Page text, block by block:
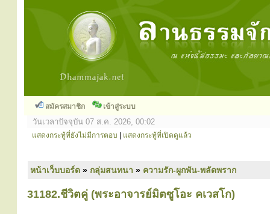
สมัครสมาชิก เข้าสู่ระบบ
วันเวลาปัจจุบัน 07 ส.ค. 2026, 00:02
แสดงกระทู้ที่ยังไม่มีการตอบ แสดงกระทู้ที่เปิดดูแล้ว
หน้าเว็บบอร์ด » กลุ่มสนทนา » ความรัก-ผูกพัน-พลัดพราก
31182.ชีวิตคู่ (พระอาจารย์มิตซูโอะ คเวสโก)